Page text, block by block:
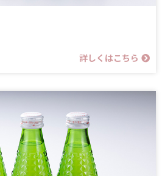
詳しくはこちら